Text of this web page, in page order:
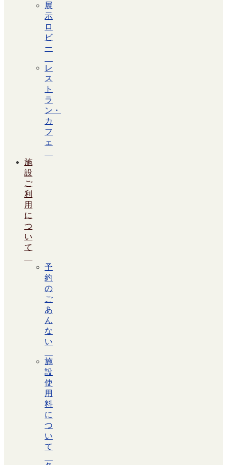
展
示
ロ
ビ
ー
レ
ス
ト
ラ
ン・
カ
フ
ェ
施
設
ご
利
用
に
つ
い
て
予
約
の
ご
あ
ん
な
い
施
設
使
用
料
に
つ
い
て